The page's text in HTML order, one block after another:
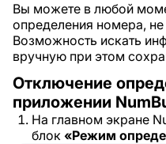
Вы можете в любой
определения номера,
Возможность искать
вручную при этом
Отключение
приложении
На главном экране
блок «Режим